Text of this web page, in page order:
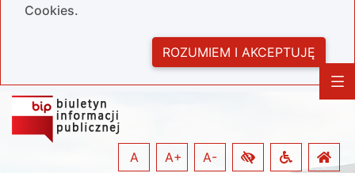
Cookies.
ROZUMIEM I AKCEPTUJĘ
A A+ A-